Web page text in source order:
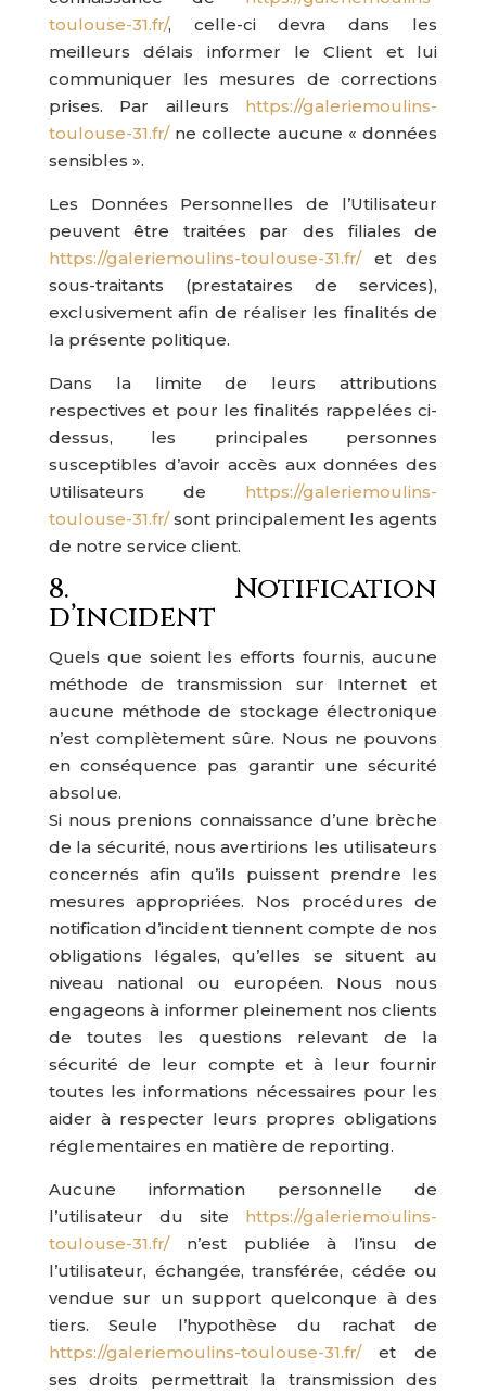
toulouse-31.fr/, celle-ci devra dans les
meilleurs délais informer le Client et lui
communiquer les mesures de corrections
prises. Par ailleurs https://galeriemoulins-
toulouse-31.fr/ne collecte aucune « données
sensibles ».
Les Données Personnelles de l’Utilisateur
peuvent être traitées par des filiales de
https://galeriemoulins-toulouse-31.fr/et des
sous-traitants (prestataires de services),
exclusivement afin de réaliser les finalités de
la présente politique.
Dans la limite de leurs attributions
respectives et pour les finalités rappelées ci-
dessus, les principales personnes
susceptibles d’avoir accès aux données des
Utilisateurs de https://galeriemoulins-
toulouse-31.fr/sont principalement les agents
de notre service client.
8. Notification
d’incident
Quels que soient les efforts fournis, aucune
méthode de transmission sur Internet et
aucune méthode de stockage électronique
n’est complètement sûre. Nous ne pouvons
en conséquence pas garantir une sécurité
absolue.
Si nous prenions connaissance d’une brèche
de la sécurité, nous avertirions les utilisateurs
concernés afin qu’ils puissent prendre les
mesures appropriées. Nos procédures de
notification d’incident tiennent compte de nos
obligations légales, qu’elles se situent au
niveau national ou européen. Nous nous
engageons à informer pleinement nos clients
de toutes les questions relevant de la
sécurité de leur compte et à leur fournir
toutes les informations nécessaires pour les
aider à respecter leurs propres obligations
réglementaires en matière de reporting.
Aucune information personnelle de
l’utilisateur du site https://galeriemoulins-
toulouse-31.fr/n’est publiée à l’insu de
l’utilisateur, échangée, transférée, cédée ou
vendue sur un support quelconque à des
tiers. Seule l’hypothèse du rachat de
https://galeriemoulins-toulouse-31.fr/et de
ses droits permettrait la transmission des